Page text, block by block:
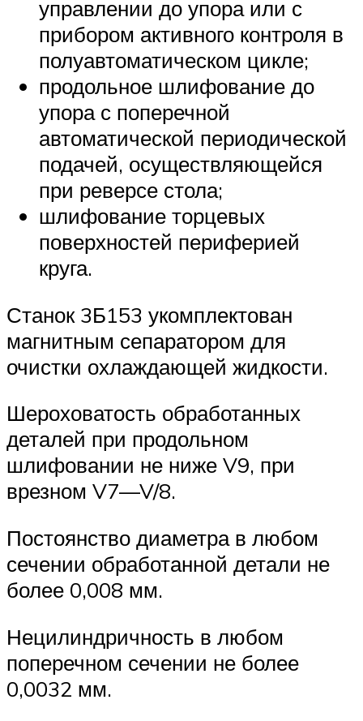
управлении до упора или с
прибором активного контроля в
полуавтоматическом цикле;
продольное шлифование до
упора с поперечной
автоматической периодической
подачей, осуществляющейся
при реверсе стола;
шлифование торцевых
поверхностей периферией
круга.
Станок 3Б153 укомплектован
магнитным сепаратором для
очистки охлаждающей жидкости.
Шероховатость обработанных
деталей при продольном
шлифовании не ниже V9, при
врезном V7—V/8.
Постоянство диаметра в любом
сечении обработанной детали не
более 0,008 мм.
Нецилиндричность в любом
поперечном сечении не более
0,0032 мм.